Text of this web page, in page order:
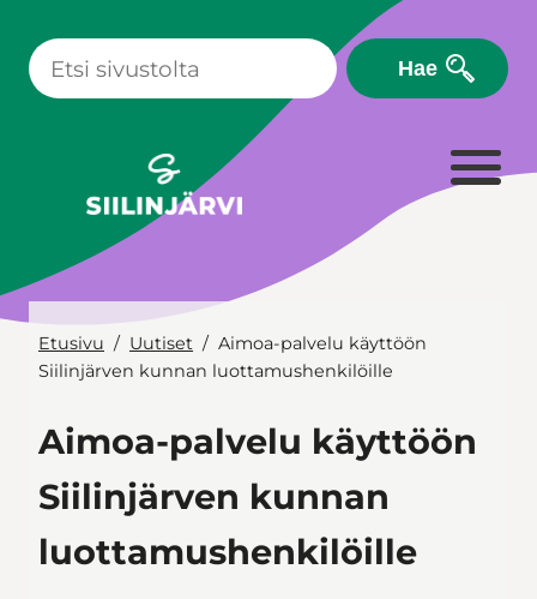
sisältöön
Hae
Etusivu Uutiset
Aimoa-palvelu käyttöön
Siilinjärven kunnan luottamushenkilöille
Aimoa-palvelu käyttöön
Siilinjärven kunnan
luottamushenkilöille